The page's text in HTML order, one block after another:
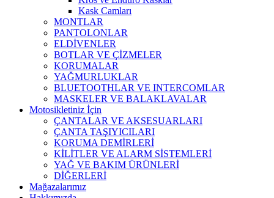
Kask Camları
MONTLAR
PANTOLONLAR
ELDİVENLER
BOTLAR VE ÇİZMELER
KORUMALAR
YAĞMURLUKLAR
BLUETOOTHLAR VE INTERCOMLAR
MASKELER VE BALAKLAVALAR
Motosikletiniz İçin
ÇANTALAR VE AKSESUARLARI
ÇANTA TAŞIYICILARI
KORUMA DEMİRLERİ
KİLİTLER VE ALARM SİSTEMLERİ
YAĞ VE BAKIM ÜRÜNLERİ
DİĞERLERİ
Mağazalarımız